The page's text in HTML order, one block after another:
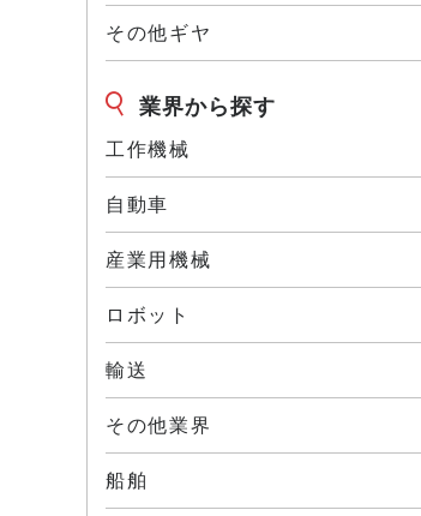
その他ギヤ
業界から探す
工作機械
⾃動⾞
産業⽤機械
ロボット
輸送
その他業界
船舶